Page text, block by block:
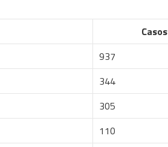
Casos
937
344
305
110